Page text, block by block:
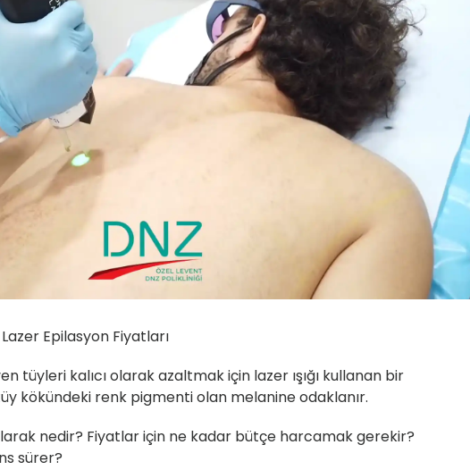
Lazer Epilasyon Fiyatları
tüyleri kalıcı olarak azaltmak için lazer ışığı kullanan bir
kökündeki renk pigmenti olan melanine odaklanır.
nedir? Fiyatlar için ne kadar bütçe harcamak gerekir?
sürer?